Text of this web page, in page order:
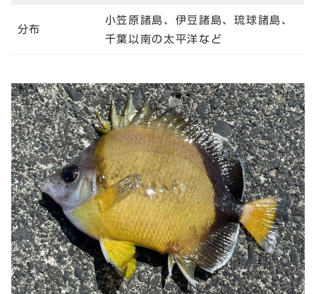
分布
小笠原諸島、伊豆諸島、琉球諸島、
千葉以南の太平洋など